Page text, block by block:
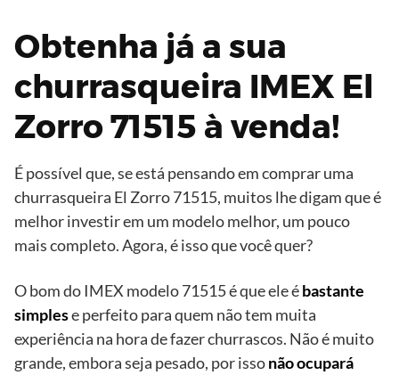
Obtenha já a sua
churrasqueira IMEX El
Zorro 71515 à venda!
É possível que, se está pensando em comprar uma
churrasqueira El Zorro 71515, muitos lhe digam que é
melhor investir em um modelo melhor, um pouco
mais completo. Agora, é isso que você quer?
O bom do IMEX modelo 71515 é que ele ébastante
simplese perfeito para quem não tem muita
experiência na hora de fazer churrascos. Não é muito
grande, embora seja pesado, por issonão ocupará